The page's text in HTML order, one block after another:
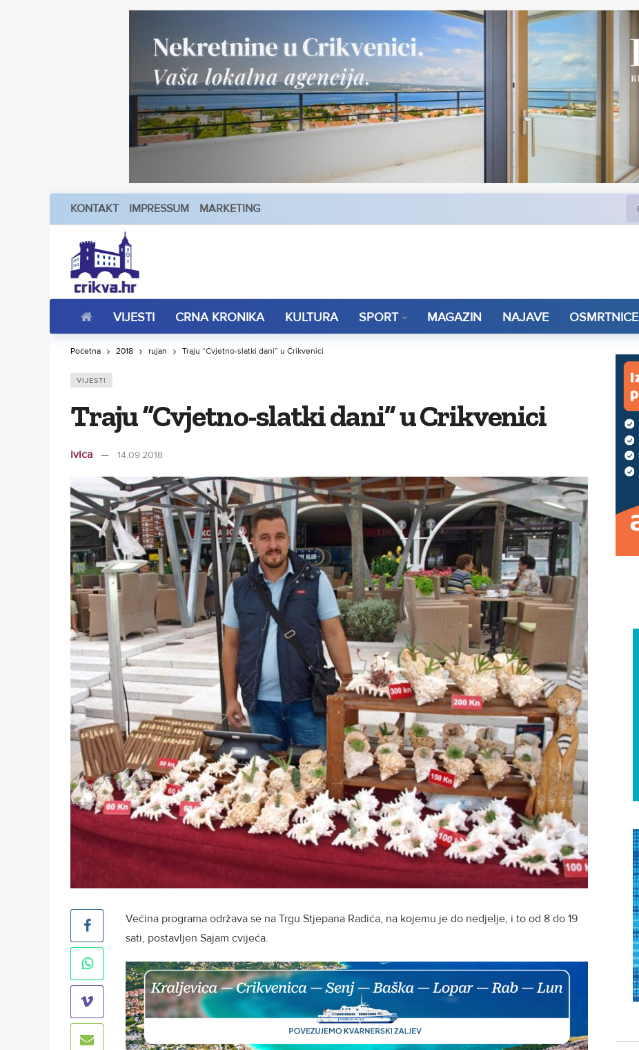
KONTAKT IMPRESSUM MARKETING
VIJESTI CRNA KRONIKA KULTURA SPORT MAGAZIN NAJAVE OSMRTNICE
Početna 2018 rujan Traju “Cvjetno-slatki dani” u Crikvenici
VIJESTI
Traju “Cvjetno-slatki dani” u Crikvenici
ivica 14.09.2018
Većina programa održava se na Trgu Stjepana Radića, na kojemu je do nedjelje, i to od 8 do 19
sati, postavljen Sajam cvijeća.